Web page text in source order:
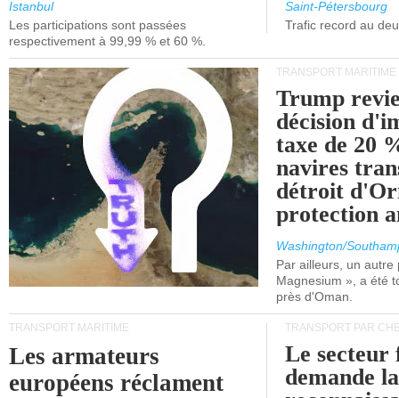
et de Lisbonne.
Istanbul
Les participations sont passées
respectivement à 99,99 % et 60 %.
Saint-Pétersbourg
Trafic record au
TRANSPORT MARITIME
Trump
décision
taxe de 20
navires
détroit
protection
Washington/
Par ailleurs, un autre
Magnesium », a été
près d'Oman.
TRANSPORT MARITIME
Les armateurs
européens réclament
TRANSPORT PAR
Le
demande la